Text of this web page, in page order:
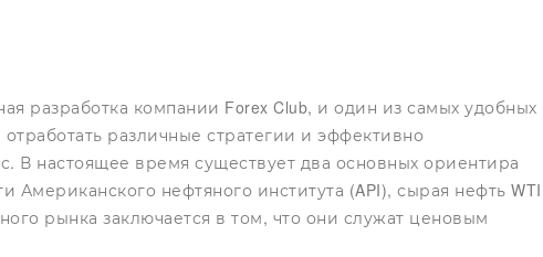
разработка компании Forex Club, и один из самых удобных
различные стратегии и эффективно
В настоящее время существует два основных ориентира
Американского нефтяного института (API), сырая нефть WTI
рынка заключается в том, что они служат ценовым